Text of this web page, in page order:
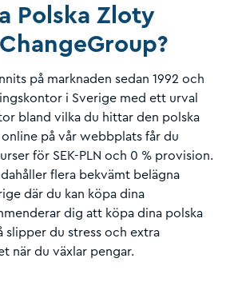
Polska Zloty
på marknaden sedan 1992 och
i Sverige med ett urval
bland vilka du hittar den polska
på vår webbplats får du
för SEK-PLN och 0 % provision.
flera bekvämt belägna
där du kan köpa dina
dig att köpa dina polska
slipper du stress och extra
när du växlar pengar.